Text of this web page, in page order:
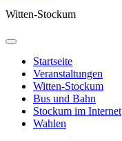
Witten-Stockum
Startseite
Veranstaltungen
Witten-Stockum
Bus und Bahn
Stockum im Internet
Wahlen